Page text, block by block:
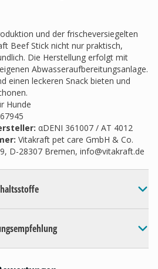
und der frischeversiegelten
Beef Stick nicht nur praktisch,
Die Herstellung erfolgt mit
Abwasseraufbereitungsanlage.
einen leckeren Snack bieten und
Hunde
: αDENI 361007 / AT 4012
: Vitakraft pet care GmbH & Co.
D-28307 Bremen, info@vitakraft.de